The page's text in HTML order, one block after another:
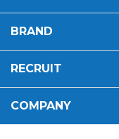
BRAND
RECRUIT
COMPANY